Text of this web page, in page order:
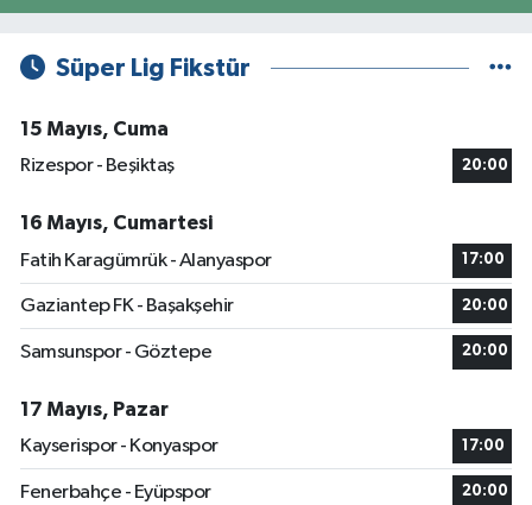
Süper Lig Fikstür
15 Mayıs, Cuma
Rizespor - Beşiktaş
20:00
16 Mayıs, Cumartesi
Fatih Karagümrük - Alanyaspor
17:00
Gaziantep FK - Başakşehir 20:00
Samsunspor - Göztepe 20:00
17 Mayıs, Pazar
Kayserispor - Konyaspor
17:00
Fenerbahçe - Eyüpspor 20:00